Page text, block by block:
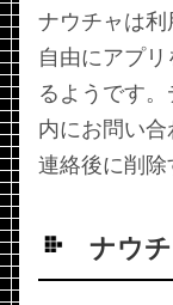
ナウチャは
自由にアプ
るようです
内にお問い
連絡後に削除
ナウ